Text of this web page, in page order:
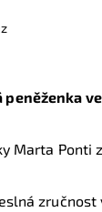
peněženka
Marta Ponti
zručnost